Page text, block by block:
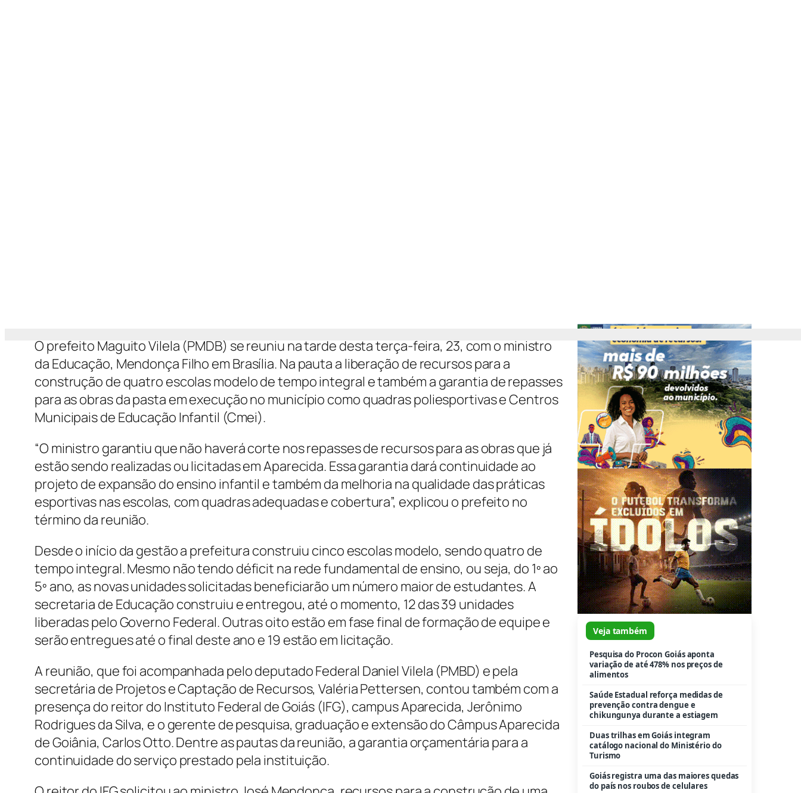
O prefeito Maguito Vilela (PMDB) se reuniu na tarde desta terça-feira, 23, com o ministro
da Educação, Mendonça Filho em Brasília. Na pauta a liberação de recursos para a
construção de quatro escolas modelo de tempo integral e também a garantia de repasses
para as obras da pasta em execução no município como quadras poliesportivas e Centros
Municipais de Educação Infantil (Cmei).
“O ministro garantiu que não haverá corte nos repasses de recursos para as obras que já
estão sendo realizadas ou licitadas em Aparecida. Essa garantia dará continuidade ao
projeto de expansão do ensino infantil e também da melhoria na qualidade das práticas
esportivas nas escolas, com quadras adequadas e cobertura”, explicou o prefeito no
término da reunião.
Desde o início da gestão a prefeitura construiu cinco escolas modelo, sendo quatro de
tempo integral. Mesmo não tendo déficit na rede fundamental de ensino, ou seja, do 1º ao
5º ano, as novas unidades solicitadas beneficiarão um número maior de estudantes. A
secretaria de Educação construiu e entregou, até o momento, 12 das 39 unidades
liberadas pelo Governo Federal. Outras oito estão em fase final de formação de equipe e
serão entregues até o final deste ano e 19 estão em licitação.
A reunião, que foi acompanhada pelo deputado Federal Daniel Vilela (PMBD) e pela
secretária de Projetos e Captação de Recursos, Valéria Pettersen, contou também com a
presença do reitor do Instituto Federal de Goiás (IFG), campus Aparecida, Jerônimo
Rodrigues da Silva, e o gerente de pesquisa, graduação e extensão do Câmpus Aparecida
de Goiânia, Carlos Otto. Dentre as pautas da reunião, a garantia orçamentária para a
continuidade do serviço prestado pela instituição.
Veja também
Pesquisa do Procon Goiás aponta
variação de até 478% nos preços de
alimentos
Saúde Estadual reforça medidas de
prevenção contra dengue e
chikungunya durante a estiagem
Duas trilhas em Goiás integram
catálogo nacional do Ministério do
Turismo
Goiás registra uma das maiores quedas
do país nos roubos de celulares